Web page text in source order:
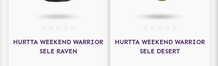
HURTTA WEEKEND WARRIOR
SELE RAVEN
HURTTA WEEKEND WARRIOR
SELE DESERT